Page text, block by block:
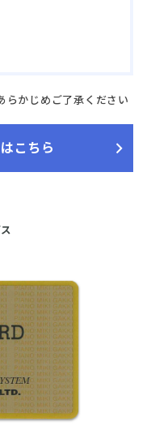
らかじめご了承ください
こちら